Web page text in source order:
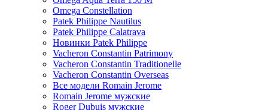
Omega Constellation
Patek Philippe Nautilus
Patek Philippe Calatrava
Новинки Patek Philippe
Vacheron Constantin Patrimony
Vacheron Constantin Traditionelle
Vacheron Constantin Overseas
Все модели Romain Jerome
Romain Jerome мужские
Roger Dubuis мужские